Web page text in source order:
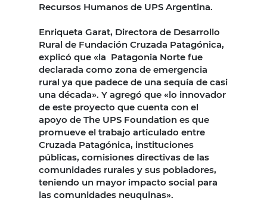
Recursos Humanos de UPS Argentina.
Enriqueta Garat, Directora de Desarrollo
Rural de Fundación Cruzada Patagónica,
explicó que «la Patagonia Norte fue
declarada como zona de emergencia
rural ya que padece de una sequía de casi
una década». Y agregó que «lo innovador
de este proyecto que cuenta con el
apoyo de The UPS Foundation es que
promueve el trabajo articulado entre
Cruzada Patagónica, instituciones
públicas, comisiones directivas de las
comunidades rurales y sus pobladores,
teniendo un mayor impacto social para
las comunidades neuquinas».